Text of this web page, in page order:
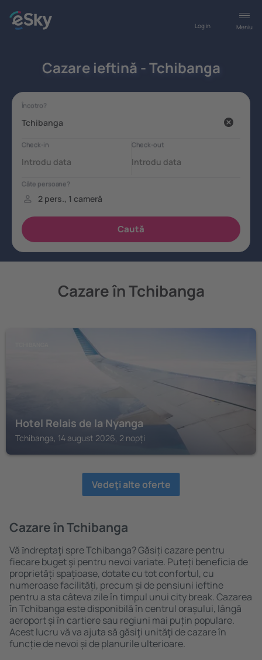
Meniu
Log in
Cazare ieftină - Tchibanga
Cazare în Tchibanga
Hotel Relais de la Nyanga
Tchibanga, 14 august 2026, 2 nopți
Vedeţi alte oferte
Cazare în Tchibanga
Vă ȋndreptaţi spre Tchibanga? Găsiți cazare pentru
fiecare buget şi pentru nevoi variate. Puteți beneficia de
proprietăți spațioase, dotate cu tot confortul, cu
numeroase facilități, precum și de pensiuni ieftine
pentru a sta câteva zile în timpul unui city break. Cazarea
în Tchibanga este disponibilă în centrul orașului, lângă
aeroport și în cartiere sau regiuni mai puțin populare.
Acest lucru vă va ajuta să găsiţi unităţi de cazare în
funcție de nevoi și de planurile ulterioare.